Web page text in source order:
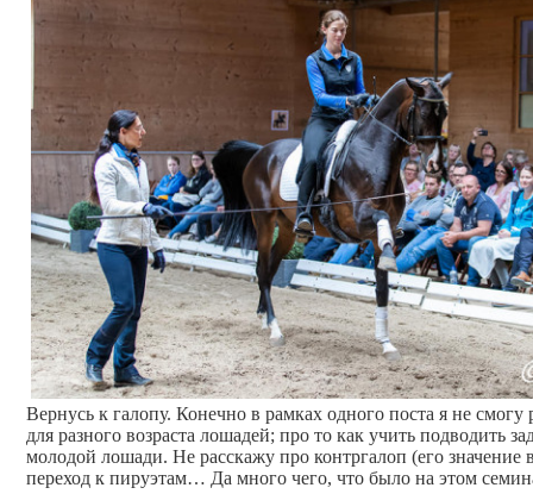
Вернусь к галопу. Конечно в рамках одного поста я не смогу
для разного возраста лошадей; про то как учить подводить
молодой лошади. Не расскажу про контргалоп (его
переход к пируэтам… Да много чего, что было на этом